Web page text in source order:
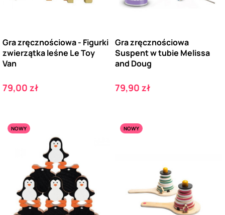
Gra zręcznościowa - Figurki
zwierzątka leśne Le Toy
Van
Cena
79,00 zł
Gra zręcznościowa
Suspent w tubie Melissa
and Doug
Cena
79,90 zł
NOWY NOWY